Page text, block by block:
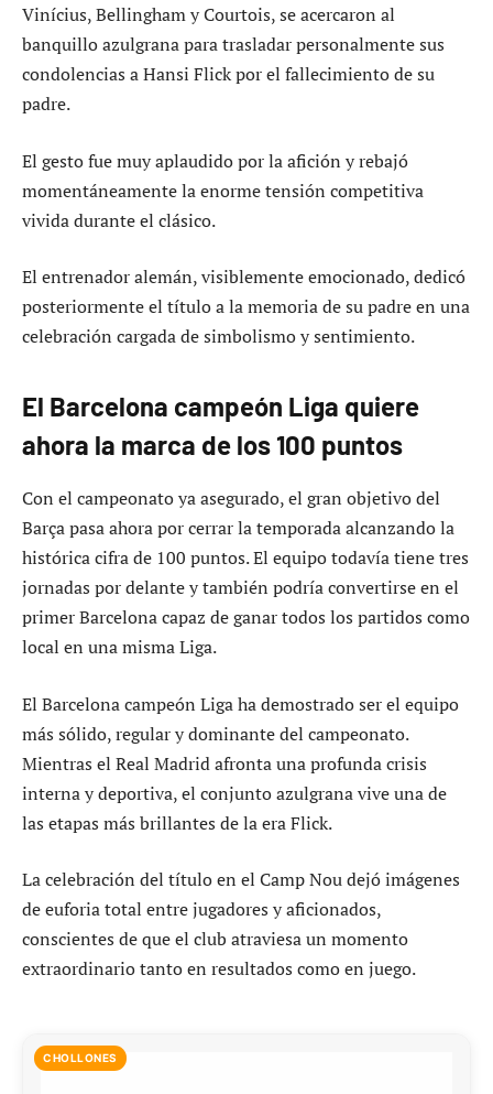
Vinícius, Bellingham y Courtois, se acercaron al
banquillo azulgrana para trasladar personalmente sus
condolencias a Hansi Flick por el fallecimiento de su
padre.
El gesto fue muy aplaudido por la afición y rebajó
momentáneamente la enorme tensión competitiva
vivida durante el clásico.
El entrenador alemán, visiblemente emocionado, dedicó
posteriormente el título a la memoria de su padre en una
celebración cargada de simbolismo y sentimiento.
El Barcelona campeón Liga quiere
ahora la marca de los 100 puntos
Con el campeonato ya asegurado, el gran objetivo del
Barça pasa ahora por cerrar la temporada alcanzando la
histórica cifra de 100 puntos. El equipo todavía tiene tres
jornadas por delante y también podría convertirse en el
primer Barcelona capaz de ganar todos los partidos como
local en una misma Liga.
El Barcelona campeón Liga ha demostrado ser el equipo
más sólido, regular y dominante del campeonato.
Mientras el Real Madrid afronta una profunda crisis
interna y deportiva, el conjunto azulgrana vive una de
las etapas más brillantes de la era Flick.
La celebración del título en el Camp Nou dejó imágenes
de euforia total entre jugadores y aficionados,
conscientes de que el club atraviesa un momento
extraordinario tanto en resultados como en juego.
CHOLLONES